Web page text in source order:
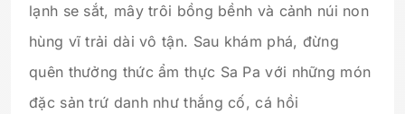
lạnh se sắt, mây trôi bồng bềnh và cảnh núi non
hùng vĩ trải dài vô tận. Sau khám phá, đừng
quên thưởng thức ẩm thực Sa Pa với những món
đặc sản trứ danh như thắng cố, cá hồi